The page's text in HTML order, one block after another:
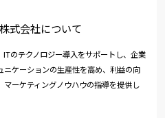
式会社について
のテクノロジー導入をサポートし、企業
ケーションの生産性を高め、利益の向
ーケティングノウハウの指導を提供し